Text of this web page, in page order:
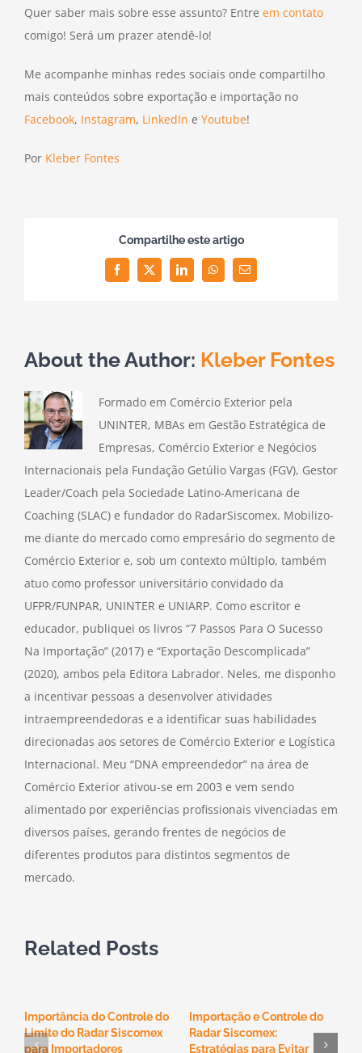
Quer saber mais sobre esse assunto? Entre em contato
comigo! Será um prazer atendê-lo!
Me acompanhe minhas redes sociais onde compartilho
mais conteúdos sobre exportação e importação no
Facebook, Instagram, LinkedIn e Youtube!
Por Kleber Fontes
Compartilhe este artigo
FacebookTwitterLinkedInWhatsAppEmail
About the Author: Kleber Fontes
Formado em Comércio Exterior pela
UNINTER, MBAs em Gestão Estratégica de
Empresas, Comércio Exterior e Negócios
Internacionais pela Fundação Getúlio Vargas (FGV), Gestor
Leader/Coach pela Sociedade Latino-Americana de
Coaching (SLAC) e fundador do RadarSiscomex. Mobilizo-
me diante do mercado como empresário do segmento de
Comércio Exterior e, sob um contexto múltiplo, também
atuo como professor universitário convidado da
UFPR/FUNPAR, UNINTER e UNIARP. Como escritor e
educador, publiquei os livros “7 Passos Para O Sucesso
Na Importação” (2017) e “Exportação Descomplicada”
(2020), ambos pela Editora Labrador. Neles, me disponho
a incentivar pessoas a desenvolver atividades
intraempreendedoras e a identificar suas habilidades
direcionadas aos setores de Comércio Exterior e Logística
Internacional. Meu “DNA empreendedor” na área de
Comércio Exterior ativou-se em 2003 e vem sendo
alimentado por experiências profissionais vivenciadas em
diversos países, gerando frentes de negócios de
diferentes produtos para distintos segmentos de
mercado.
Related Posts
Importância do Controle do
Limite do Radar Siscomex
para Importadores
Importação e Controle do
Radar Siscomex:
Estratégias para Evitar